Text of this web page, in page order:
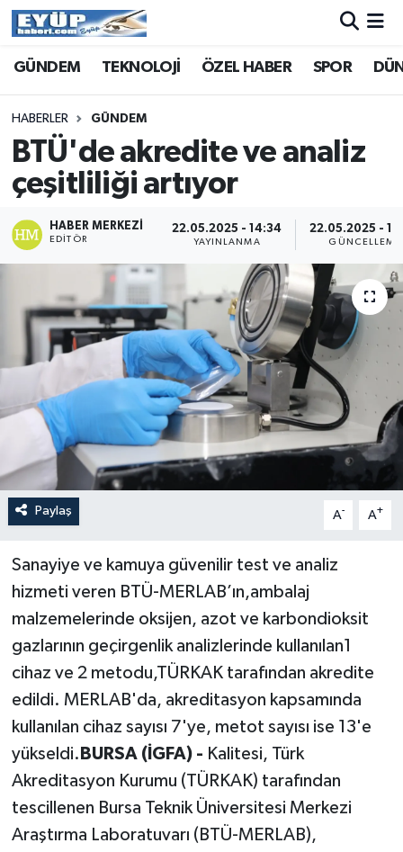
GÜNDEM TEKNOLOJİ ÖZEL HABER SPOR
HABERLER GÜNDEM
BTÜ'de akredite ve analiz
çeşitliliği artıyor
HABER MERKEZI
EDITÖR
22.05.2025 - 14:34
YAYINLANMA
22.05.2025 -
GÜNCELLEME
Paylaş A- A+
Sanayiye ve kamuya güvenilir test ve analiz
hizmeti veren BTÜ-MERLAB’ın,ambalaj
malzemelerinde oksijen, azot ve karbondioksit
gazlarının geçirgenlik analizlerinde kullanılan1
cihaz ve 2 metodu,TÜRKAK tarafından akredite
edildi. MERLAB'da, akreditasyon kapsamında
kullanılan cihaz sayısı 7'ye, metot sayısı ise 13'e
yükseldi. BURSA (İGFA) - Kalitesi, Türk
Akreditasyon Kurumu (TÜRKAK) tarafından
tescillenen Bursa Teknik Üniversitesi Merkezi
Araştırma Laboratuvarı (BTÜ-MERLAB),